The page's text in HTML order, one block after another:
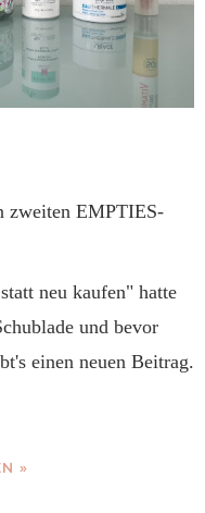
zweiten EMPTIES-
neu kaufen" hatte
und bevor
einen neuen Beitrag.
»